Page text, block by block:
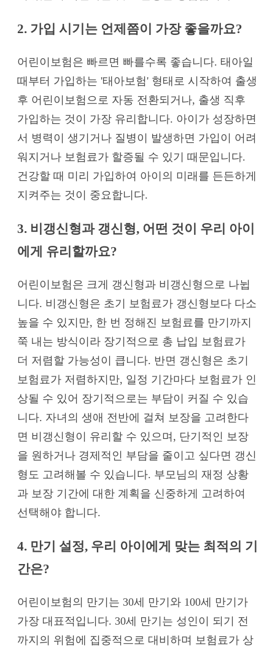
2. 가입 시기는 언제쯤이 가장 좋을까요?
어린이보험은 빠르면 빠를수록 좋습니다. 태아일
때부터 가입하는 '태아보험' 형태로 시작하여 출생
후 어린이보험으로 자동 전환되거나, 출생 직후
가입하는 것이 가장 유리합니다. 아이가 성장하면
서 병력이 생기거나 질병이 발생하면 가입이 어려
워지거나 보험료가 할증될 수 있기 때문입니다.
건강할 때 미리 가입하여 아이의 미래를 든든하게
지켜주는 것이 중요합니다.
3. 비갱신형과 갱신형, 어떤 것이 우리 아이
에게 유리할까요?
어린이보험은 크게 갱신형과 비갱신형으로 나뉩
니다. 비갱신형은 초기 보험료가 갱신형보다 다소
높을 수 있지만, 한 번 정해진 보험료를 만기까지
쭉 내는 방식이라 장기적으로 총 납입 보험료가
더 저렴할 가능성이 큽니다. 반면 갱신형은 초기
보험료가 저렴하지만, 일정 기간마다 보험료가 인
상될 수 있어 장기적으로는 부담이 커질 수 있습
니다. 자녀의 생애 전반에 걸쳐 보장을 고려한다
면 비갱신형이 유리할 수 있으며, 단기적인 보장
을 원하거나 경제적인 부담을 줄이고 싶다면 갱신
형도 고려해볼 수 있습니다. 부모님의 재정 상황
과 보장 기간에 대한 계획을 신중하게 고려하여
선택해야 합니다.
4. 만기 설정, 우리 아이에게 맞는 최적의 기
간은?
어린이보험의 만기는 30세 만기와 100세 만기가
가장 대표적입니다. 30세 만기는 성인이 되기 전
까지의 위험에 집중적으로 대비하며 보험료가 상